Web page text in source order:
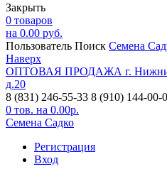
Закрыть
0 товаров
на 0.00 руб.
Пользователь Поиск Семена
Наверх
ОПТОВАЯ ПРОДАЖА г.
д.20
8 (831) 246-55-33 8 (910) 144-00-
0 тов. на 0.00р.
Семена Садко
Регистрация
Вход